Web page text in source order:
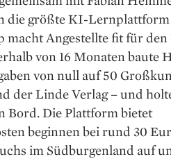
die größte KI-
Angestellte fit für den
von 16 Monaten baute
von null auf 50
der Linde Verlag – und
Bord. Die Plattform bietet
beginnen bei rund 30
im Südburgenland auf